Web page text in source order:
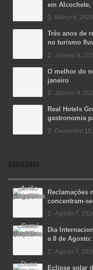
em
Março 6, 2026
Três anos de
no turismo
Janeiro 9,
O melhor do
janeiro
Janeiro 9,
Real Hotels
gastronomia
Dezembro
SOCIEDADE
Reclamações
concentram-
Agosto 7,
Dia
a 8 de
Agosto 7,
Eclipse solar